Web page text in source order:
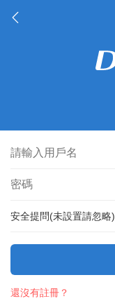
安全提問(未設置請忽略)
還沒有註冊？